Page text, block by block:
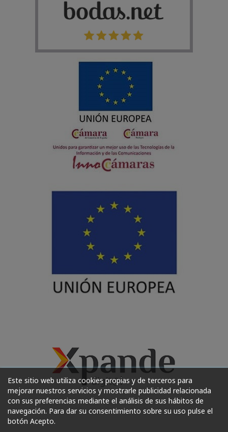
Este sitio web utiliza cookies propias y de terceros para
mejorar nuestros servicios y mostrarle publicidad relacionada
con sus preferencias mediante el análisis de sus hábitos de
navegación. Para dar su consentimiento sobre su uso pulse el
botón Acepto.